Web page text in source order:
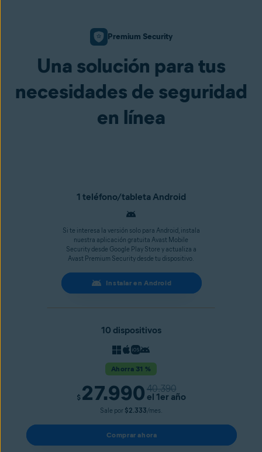
Premium Security
Una solución para tus
necesidades de seguridad
en línea
1 teléfono/tableta Android
Si te interesa la versión solo para Android, instala
nuestra aplicación gratuita Avast Mobile
Security desde Google Play Store y actualiza a
Avast Premium Security desde tu dispositivo.
Instalar en Android
10 dispositivos
Ahorra 31 %
$ 27.990 40.390
el 1er año
Sale por $2.333/mes.
Comprar ahora